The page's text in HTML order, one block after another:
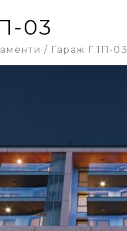
03
Гараж Г.1П-03